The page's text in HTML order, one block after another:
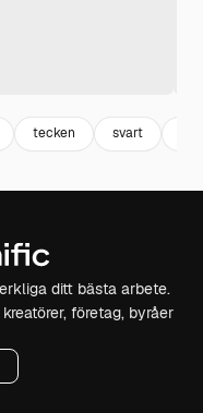
tecken svart
ditt bästa arbete.
företag, byråer